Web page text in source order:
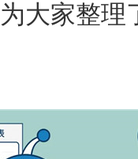
家整理